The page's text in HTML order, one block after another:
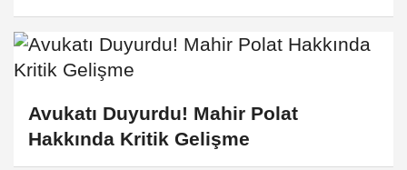
Avukatı Duyurdu! Mahir Polat
Hakkında Kritik Gelişme